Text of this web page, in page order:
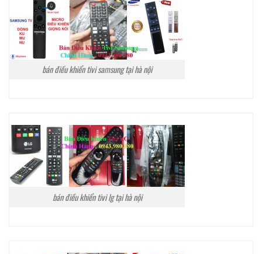
bán điều khiển tivi samsung tại hà nội
bán điều khiển tivi lg tại hà nội